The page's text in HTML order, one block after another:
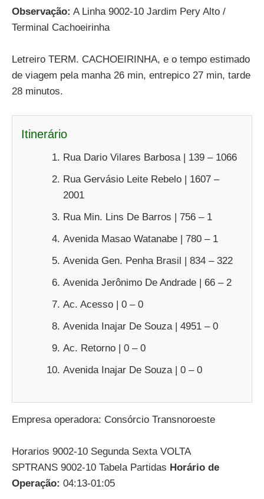
Observação: A Linha 9002-10 Jardim Pery Alto /
Terminal Cachoeirinha
Letreiro TERM. CACHOEIRINHA, e o tempo estimado
de viagem pela manha 26 min, entrepico 27 min, tarde
28 minutos.
Itinerário
Rua Dario Vilares Barbosa | 139 – 1066
Rua Gervásio Leite Rebelo | 1607 –
2001
Rua Min. Lins De Barros | 756 – 1
Avenida Masao Watanabe | 780 – 1
Avenida Gen. Penha Brasil | 834 – 322
Avenida Jerônimo De Andrade | 66 – 2
Ac. Acesso | 0 – 0
Avenida Inajar De Souza | 4951 – 0
Ac. Retorno | 0 – 0
Avenida Inajar De Souza | 0 – 0
Empresa operadora: Consórcio Transnoroeste
Horarios 9002-10 Segunda Sexta VOLTA
SPTRANS 9002-10 Tabela Partidas Horário de
Operação: 04:13-01:05